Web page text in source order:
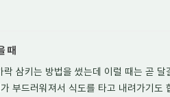
때
삼키는 방법을 썼는데 이럴 때는 곧 달
부드러워져서 식도를 타고 내려가기도